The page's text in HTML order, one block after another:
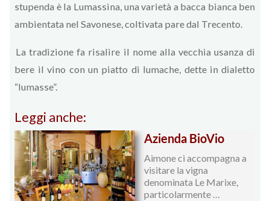
stupenda è la Lumassina, una varietà a bacca bianca ben
ambientata nel Savonese, coltivata pare dal Trecento.
La tradizione fa risalire il nome alla vecchia usanza di
bere il vino con un piatto di lumache, dette in dialetto
“lumasse”.
Leggi anche:
Azienda BioVio
Aimone ci accompagna a
visitare la vigna
denominata Le Marixe,
particolarmente …